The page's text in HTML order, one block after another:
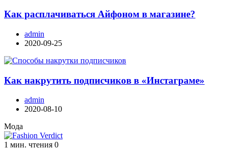
Как расплачиваться Айфоном в магазине?
admin
2020-09-25
Как накрутить подписчиков в «Инстаграме»
admin
2020-08-10
Мода
1 мин. чтения 0